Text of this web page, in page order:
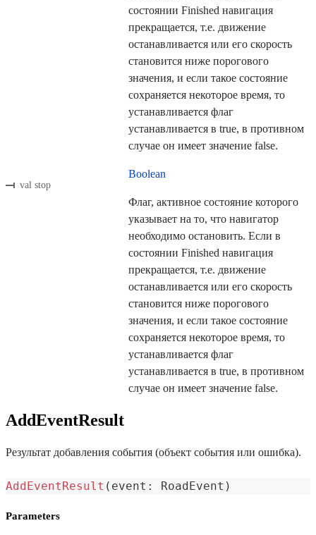
состоянии Finished навигация
прекращается, т.е. движение
останавливается или его скорость
становится ниже порогового
значения, и если такое состояние
сохраняется некоторое время, то
устанавливается флаг
устанавливается в true, в противном
случае он имеет значение false.
val stop
Boolean
Флаг, активное состояние которого
указывает на то, что навигатор
необходимо остановить. Если в
состоянии Finished навигация
прекращается, т.е. движение
останавливается или его скорость
становится ниже порогового
значения, и если такое состояние
сохраняется некоторое время, то
устанавливается флаг
устанавливается в true, в противном
случае он имеет значение false.
AddEventResult
Результат добавления события (объект события или ошибка).
AddEventResult ( event : RoadEvent )
Parameters